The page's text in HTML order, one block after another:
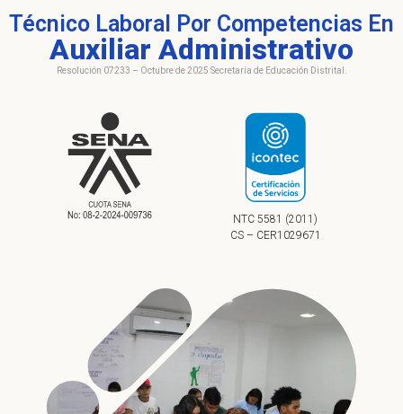
Técnico Laboral Por Competencias En
Auxiliar Administrativo
Resolución 07233 – Octubre de 2025 Secretaría de Educación Distrital.
NTC 5581 (2011)
CS – CER1029671